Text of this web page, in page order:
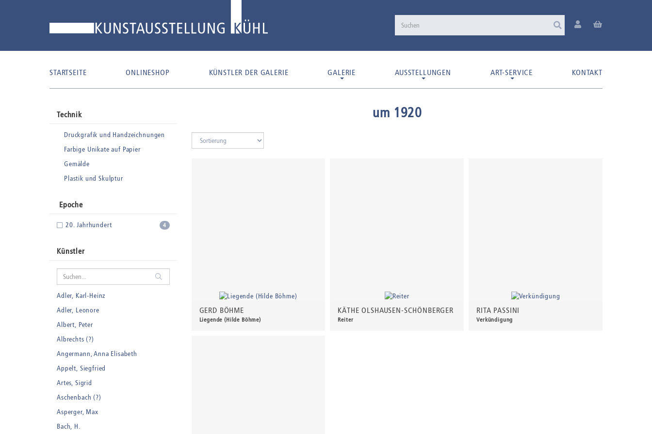
STARTSEITE ONLINESHOP KÜNSTLER DER GALERIE GALERIE AUSSTELLUNGEN ART-SERVICE KONTAKT
um 1920
GERD BÖHME
Liegende (Hilde Böhme)
KÄTHE OLSHAUSEN-SCHÖNBERGER
Reiter
RITA PASSINI
Verkündigung
Technik
Druckgrafik und Handzeichnungen
Farbige Unikate auf Papier
Gemälde
Plastik und Skulptur
Epoche
4
20. Jahrhundert
Künstler
Adler, Karl-Heinz
Adler, Leonore
Albert, Peter
Albrechts (?)
Angermann, Anna Elisabeth
Appelt, Siegfried
Artes, Sigrid
Aschenbach (?)
Asperger, Max
Bach, H.